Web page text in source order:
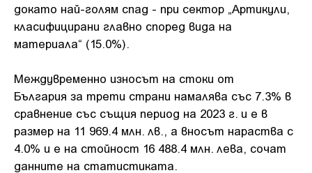
докато най-голям спад - при сектор „Артикули,
класифицирани главно според вида на
материала“ (15.0%).
Междувременно износът на стоки от
България за трети страни намалява със 7.3% в
сравнение със същия период на 2023 г. и е в
размер на 11 969.4 млн. лв., a вносът нараства с
4.0% и е на стойност 16 488.4 млн. лева, сочат
данните на статистиката.